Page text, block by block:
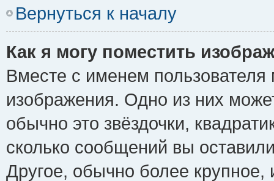
Вернуться к началу
Как я могу поместить
Вместе с именем пользователя
изображения. Одно из них
обычно это звёздочки,
сколько сообщений вы
Другое, обычно более крупное,